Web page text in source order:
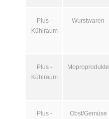
Plus -
Kühlraum
Wurstwaren
Plus -
Kühlraum
Moproprodukte
Plus -
Obst/Gemüse